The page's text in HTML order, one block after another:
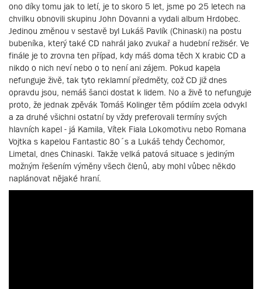
ono díky tomu jak to letí, je to skoro 5 let, jsme po 25 letech na
chvilku obnovili skupinu John Dovanni a vydali album Hrdobec.
Jedinou změnou v sestavě byl Lukáš Pavlík (Chinaski) na postu
bubeníka, který také CD nahrál jako zvukař a hudební režisér. Ve
finále je to zrovna ten případ, kdy máš doma těch X krabic CD a
nikdo o nich neví nebo o to není ani zájem. Pokud kapela
nefunguje živě, tak tyto reklamní předměty, což CD již dnes
opravdu jsou, nemáš šanci dostat k lidem. No a živě to nefunguje
proto, že jednak zpěvák Tomáš Kolinger těm pódiím zcela odvykl
a za druhé všichni ostatní by vždy preferovali termíny svých
hlavních kapel - já Kamila, Vítek Fiala Lokomotivu nebo Romana
Vojtka s kapelou Fantastic 80´s a Lukáš tehdy Čechomor,
Limetal, dnes Chinaski. Takže velká patová situace s jediným
možným řešením výměny všech členů, aby mohl vůbec někdo
naplánovat nějaké hraní.